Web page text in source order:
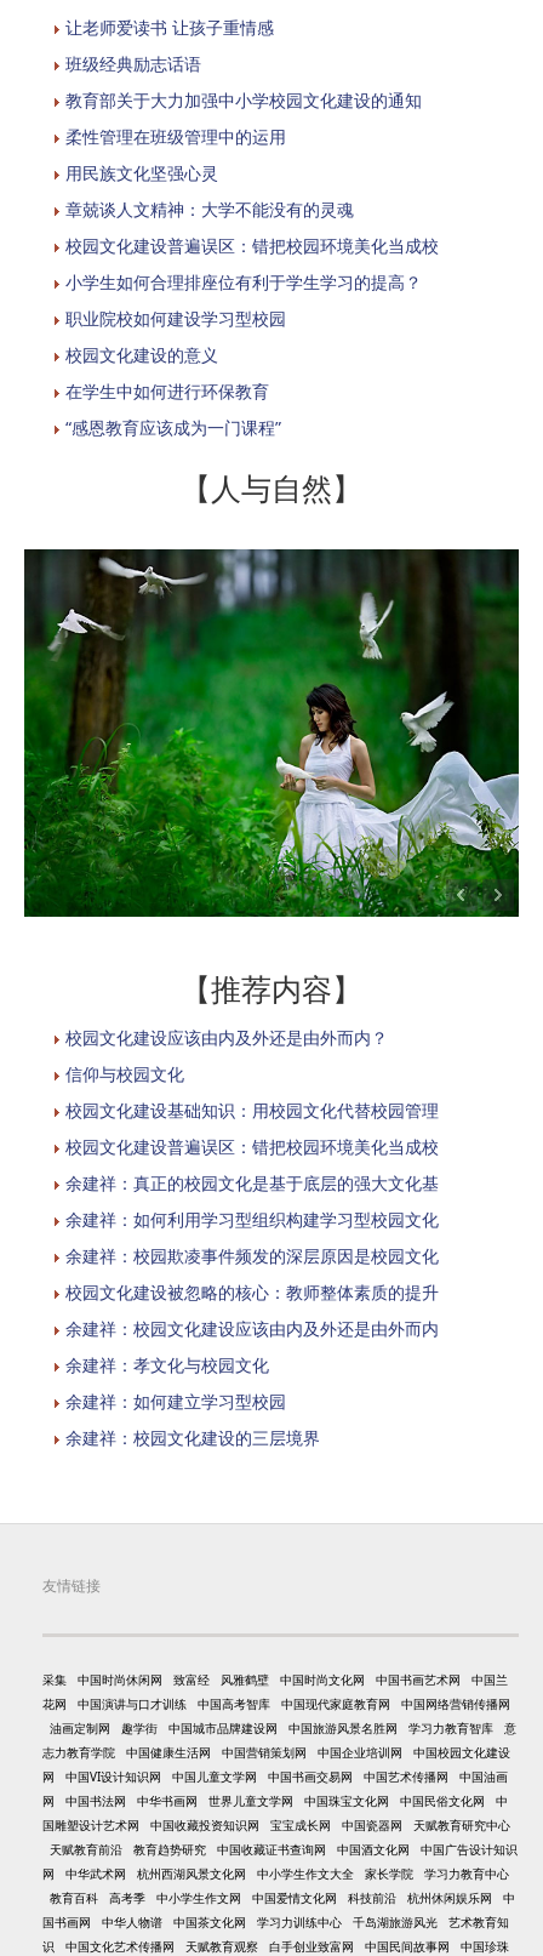
让老师爱读书 让孩子重情感
班级经典励志话语
教育部关于大力加强中小学校园文化建设的通知
柔性管理在班级管理中的运用
用民族文化坚强心灵
章兢谈人文精神：大学不能没有的灵魂
校园文化建设普遍误区：错把校园环境美化当成校
小学生如何合理排座位有利于学生学习的提高？
职业院校如何建设学习型校园
校园文化建设的意义
在学生中如何进行环保教育
“感恩教育应该成为一门课程”
【人与自然】
【推荐内容】
校园文化建设应该由内及外还是由外而内？
信仰与校园文化
校园文化建设基础知识：用校园文化代替校园管理
校园文化建设普遍误区：错把校园环境美化当成校
余建祥：真正的校园文化是基于底层的强大文化基
余建祥：如何利用学习型组织构建学习型校园文化
余建祥：校园欺凌事件频发的深层原因是校园文化
校园文化建设被忽略的核心：教师整体素质的提升
余建祥：校园文化建设应该由内及外还是由外而内
余建祥：孝文化与校园文化
余建祥：如何建立学习型校园
余建祥：校园文化建设的三层境界
友情链接
采集 中国时尚休闲网 致富经 风雅鹤壁 中国时尚文化网 中国书画艺术网
中国兰
花网
中国演讲与口才训练 中国高考智库 中国现代家庭教育网
中国网络营销传播网
油画定制网
趣学街 中国城市品牌建设网 中国旅游风景名胜网 学习力教育智库
意
志力教育学院
中国健康生活网 中国营销策划网 中国企业培训网
中国校园文化建设
网
中国VI设计知识网 中国儿童文学网 中国书画交易网 中国艺术传播网
中国油画
网
中国书法网 中华书画网 世界儿童文学网 中国珠宝文化网 中国民俗文化网
中
国雕塑设计艺术网
中国收藏投资知识网 宝宝成长网 中国瓷器网
天赋教育研究中心
天赋教育前沿
教育趋势研究 中国收藏证书查询网 中国酒文化网
中国广告设计知识
网
中华武术网 杭州西湖风景文化网 中小学生作文大全 家长学院
学习力教育中心
教育百科
高考季 中小学生作文网 中国爱情文化网 科技前沿 杭州休闲娱乐网
中
国书画网
中华人物谱 中国茶文化网 学习力训练中心 千岛湖旅游风光
艺术教育知
识
中国文化艺术传播网 天赋教育观察 白手创业致富网 中国民间故事网 中国珍珠